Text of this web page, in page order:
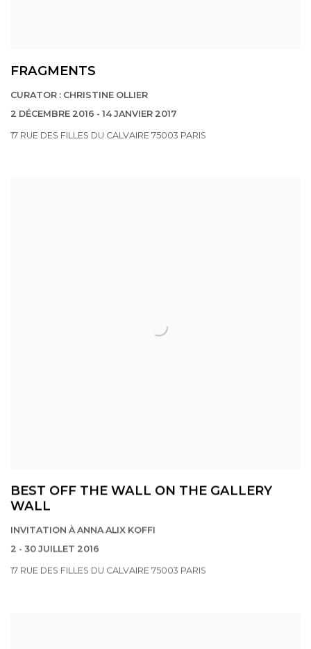
FRAGMENTS
CURATOR : CHRISTINE OLLIER
2 DÉCEMBRE 2016 - 14 JANVIER 2017
17 RUE DES FILLES DU CALVAIRE 75003 PARIS
BEST OFF THE WALL ON THE GALLERY
WALL
INVITATION À ANNA ALIX KOFFI
2 - 30 JUILLET 2016
17 RUE DES FILLES DU CALVAIRE 75003 PARIS